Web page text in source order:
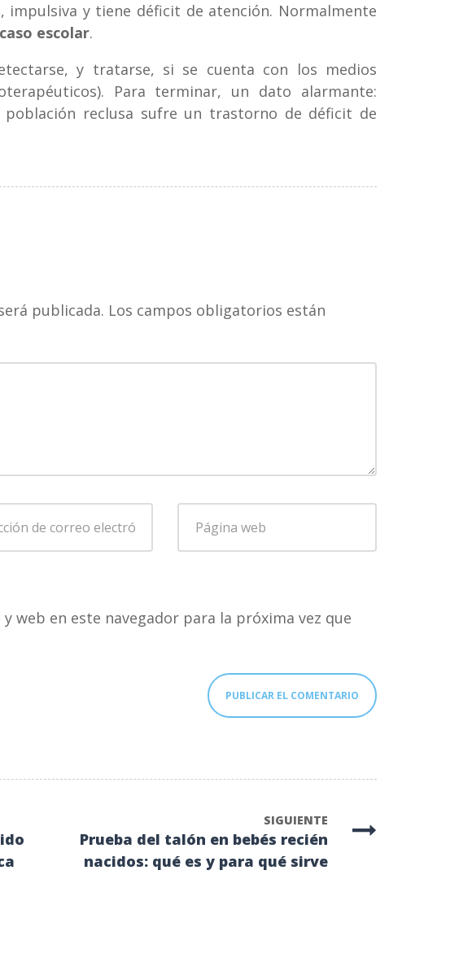
, impulsiva y tiene déficit de atención. Normalmente
escolar.
y tratarse, si se cuenta con los medios
Para terminar, un dato alarmante:
reclusa sufre un trastorno de déficit de
publicada. Los campos obligatorios están
web
web en este navegador para la próxima vez que
SIGUIENTE
Prueba del talón en bebés recién
nacidos: qué es y para qué sirve